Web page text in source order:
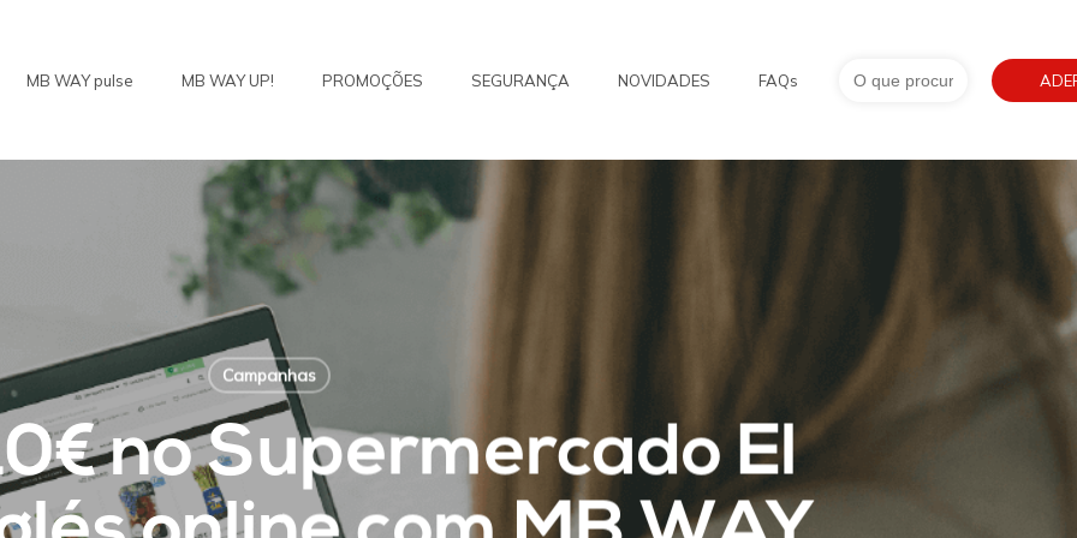
MB WAY pulse MB WAY UP! PROMOÇÕES SEGURANÇA NOVIDADES FAQs
Campanhas
no Supermercado El